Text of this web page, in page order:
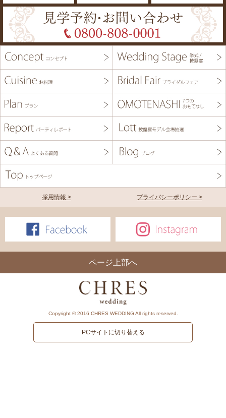
採用情報 > プライバシーポリシー >
ページ上部へ
Copyright © 2016 CHRES WEDDING All rights reserved.
PCサイトに切り替える